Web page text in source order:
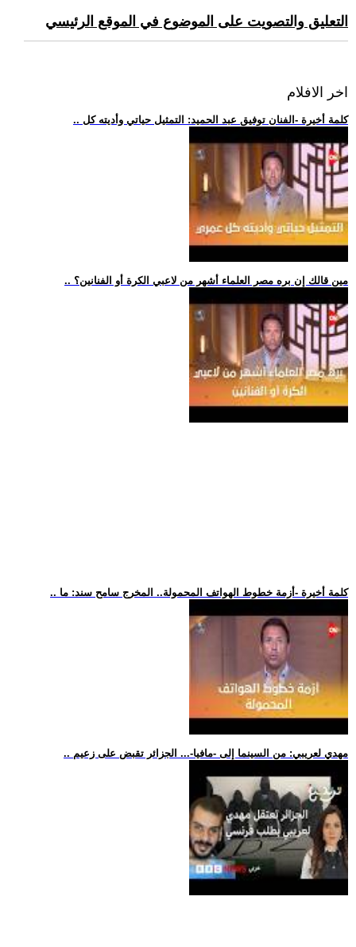
التعليق والتصويت على الموضوع في الموقع الرئيسي
اخر الافلام
.. كلمة أخيرة -الفنان توفيق عبد الحميد: التمثيل حياتي وأديته كل
.. مين قالك إن بره مصر العلماء أشهر من لاعبي الكرة أو الفنانين؟
.. كلمة أخيرة -أزمة خطوط الهواتف المحمولة.. المخرج سامح سند: ما
.. مهدي لعريبي: من السينما إلى -مافيا-... الجزائر تقبض على زعيم